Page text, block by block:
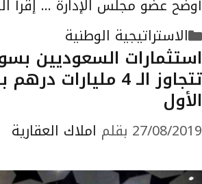
أوضح عضو مجلس الإدارة … إقرأ
التصنيفات
الاستراتيجية الوطنية
استثمارات السعوديين
تتجاوز الـ 4
الأول
27/08/2019 بقلم املاك العقارية